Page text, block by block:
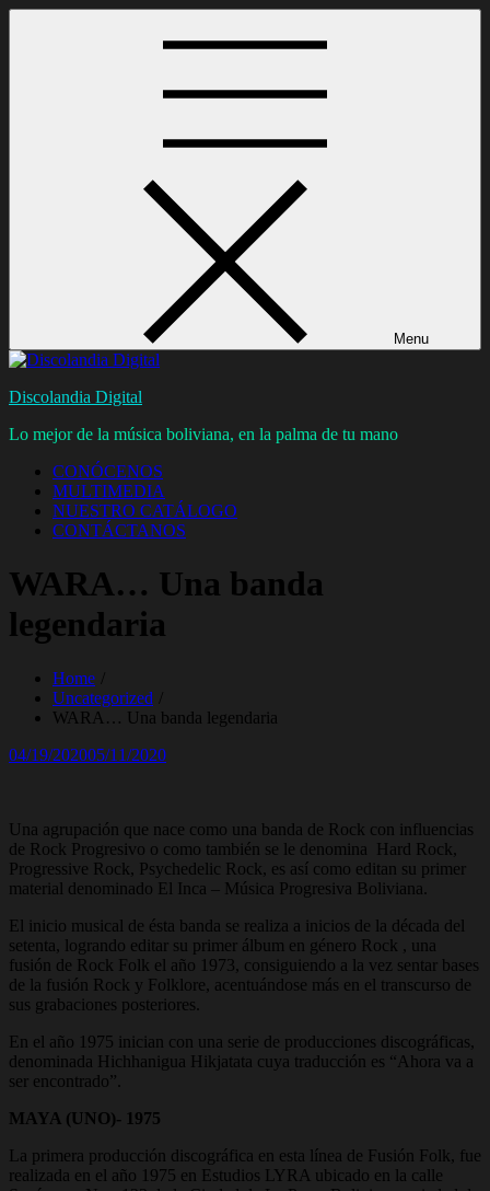
Skip
Menu
Discolandia Digital
Lo mejor de la música boliviana, en la palma de tu mano
CONÓCENOS
MULTIMEDIA
NUESTRO CATÁLOGO
CONTÁCTANOS
WARA… Una banda
legendaria
Home
Uncategorized
WARA… Una banda legendaria
Posted
04/19/202005/11/2020
Una agrupación que nace como una banda de Rock con influencias
de Rock Progresivo o como también se le denomina Hard Rock,
Progressive Rock, Psychedelic Rock, es así como editan su primer
material denominado El Inca – Música Progresiva Boliviana.
El inicio musical de ésta banda se realiza a inicios de la década del
setenta, logrando editar su primer álbum en género Rock , una
fusión de Rock Folk el año 1973, consiguiendo a la vez sentar bases
de la fusión Rock y Folklore, acentuándose más en el transcurso de
sus grabaciones posteriores.
En el año 1975 inician con una serie de producciones discográficas,
denominada Hichhanigua Hikjatata cuya traducción es “Ahora va a
ser encontrado”.
MAYA (UNO)- 1975
La primera producción discográfica en esta línea de Fusión Folk, fue
realizada en el año 1975 en Estudios LYRA ubicado en la calle